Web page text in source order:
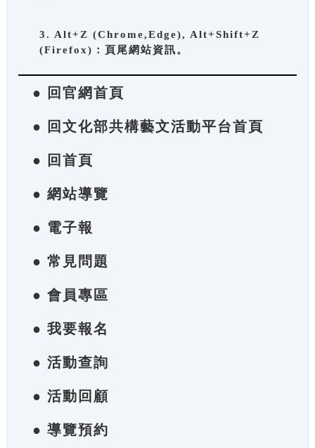
3. Alt+Z (Chrome,Edge), Alt+Shift+Z
(Firefox)：頁尾網站資訊。
● 回官網首頁
● 回文化部共構藝文活動平台首頁
● 回首頁
● 網站導覽
● 電子報
● 常見問題
● 會員專區
● 我要報名
● 活動查詢
● 活動回顧
● 導覽預約